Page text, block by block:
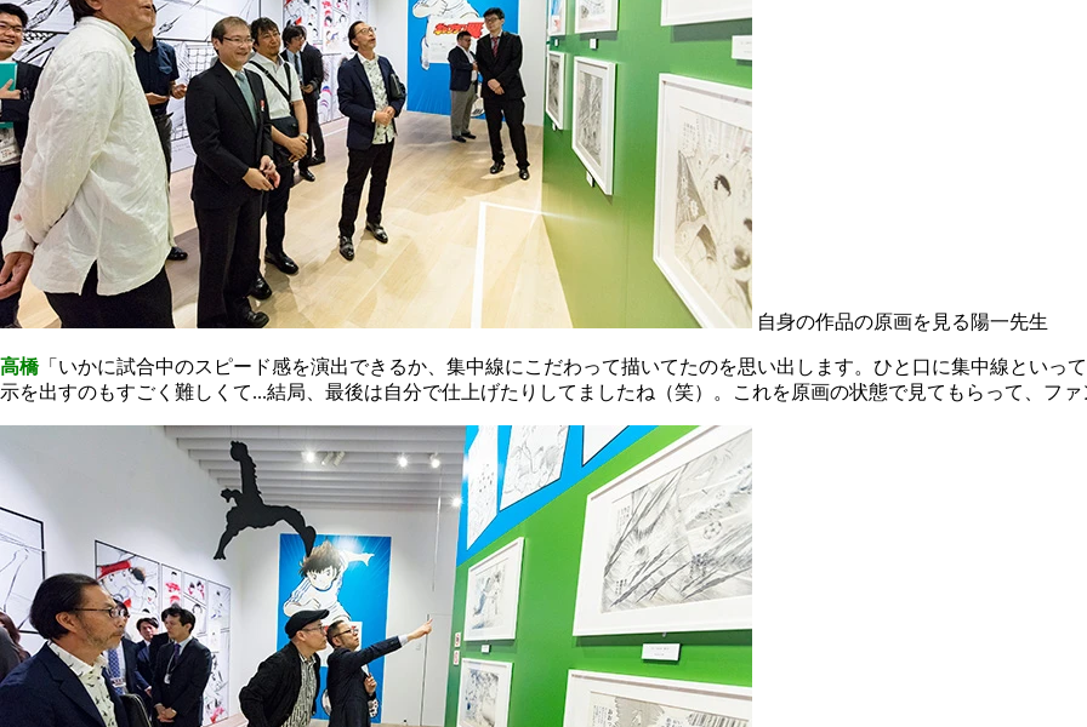
自身の作品の原画を見る陽一先生
高橋「いかに試合中のスピード感を演出できるか、集中線にこだわって描いてたのを思い出します。ひと口に集中線といっ
示を出すのもすごく難しくて...結局、最後は自分で仕上げたりしてましたね（笑）。これを原画の状態で見てもらって、フ